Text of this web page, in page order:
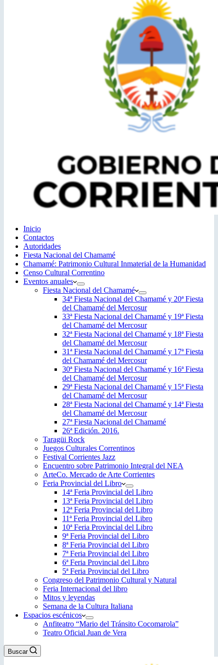
Inicio
Contactos
Autoridades
Fiesta Nacional del Chamamé
Chamamé: Patrimonio Cultural Inmaterial de la Humanidad
Censo Cultural Correntino
Eventos anuales
Fiesta Nacional del Chamamé
34ª Fiesta Nacional del Chamamé y 20ª Fiesta
del Chamamé del Mercosur
33ª Fiesta Nacional del Chamamé y 19ª Fiesta
del Chamamé del Mercosur
32ª Fiesta Nacional del Chamamé y 18ª Fiesta
del Chamamé del Mercosur
31ª Fiesta Nacional del Chamamé y 17ª Fiesta
del Chamamé del Mercosur
30ª Fiesta Nacional del Chamamé y 16ª Fiesta
del Chamamé del Mercosur
29ª Fiesta Nacional del Chamamé y 15ª Fiesta
del Chamamé del Mercosur
28ª Fiesta Nacional del Chamamé y 14ª Fiesta
del Chamamé del Mercosur
27ª Fiesta Nacional del Chamamé
26ª Edición. 2016.
Taragüi Rock
Juegos Culturales Correntinos
Festival Corrientes Jazz
Encuentro sobre Patrimonio Integral del NEA
ArteCo. Mercado de Arte Corrientes
Feria Provincial del Libro
14ª Feria Provincial del Libro
13ª Feria Provincial del Libro
12ª Feria Provincial del Libro
11ª Feria Provincial del Libro
10ª Feria Provincial del Libro
9ª Feria Provincial del Libro
8ª Feria Provincial del Libro
7ª Feria Provincial del Libro
6ª Feria Provincial del Libro
5ª Feria Provincial del Libro
Congreso del Patrimonio Cultural y Natural
Feria Internacional del libro
Mitos y leyendas
Semana de la Cultura Italiana
Espacios escénicos
Anfiteatro “Mario del Tránsito Cocomarola”
Teatro Oficial Juan de Vera
Buscar